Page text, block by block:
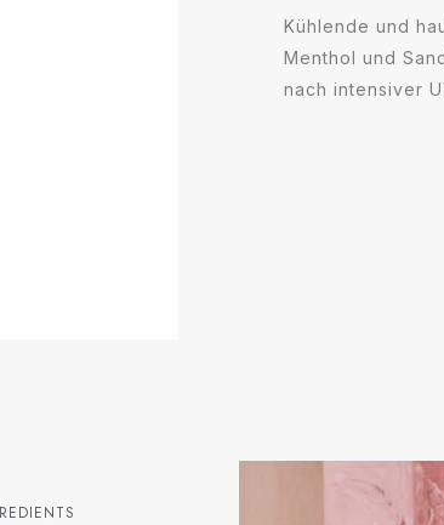
Kühlende und
Menthol und
nach intensiver